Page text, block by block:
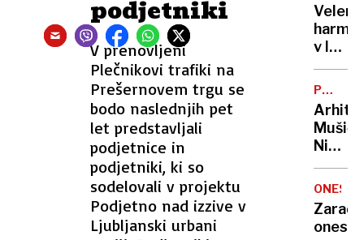
podjetniki
V prenovljeni
Plečnikovi trafiki na
Prešernovem trgu se
bodo naslednjih pet
let predstavljali
podjetnice in
podjetniki, ki so
sodelovali v projektu
Podjetno nad izzive v
Ljubljanski urbani
s
pasom
zadavil
v lov
na
nov
rekord
CENTER
Mušič:
Nikoli
nisem
da je
to v
moji
Zaradi